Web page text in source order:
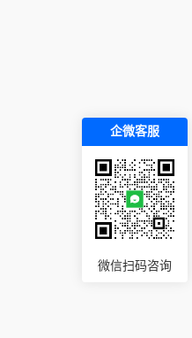
企微客服
微信扫码咨询